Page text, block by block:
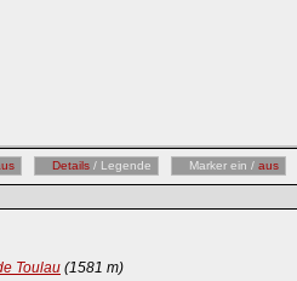
Details / Legende Marker ein / aus
Toulau (1581 m)